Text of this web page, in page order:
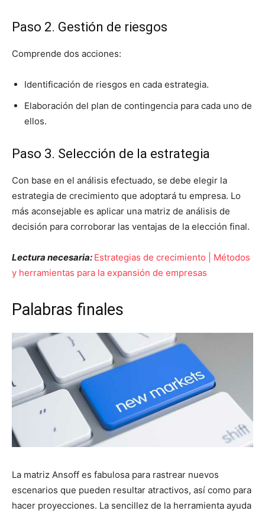
Paso 2. Gestión de riesgos
Comprende dos acciones:
Identificación de riesgos en cada estrategia.
Elaboración del plan de contingencia para cada uno de
ellos.
Paso 3. Selección de la estrategia
Con base en el análisis efectuado, se debe elegir la
estrategia de crecimiento que adoptará tu empresa. Lo
más aconsejable es aplicar una matriz de análisis de
decisión para corroborar las ventajas de la elección final.
Lectura necesaria: Estrategias de crecimiento | Métodos
y herramientas para la expansión de empresas
Palabras finales
La matriz Ansoff es fabulosa para rastrear nuevos
escenarios que pueden resultar atractivos, así como para
hacer proyecciones. La sencillez de la herramienta ayuda